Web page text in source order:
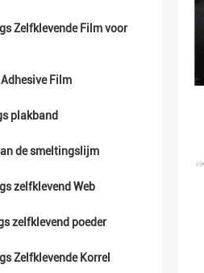
Zelfklevende Film voor
Film
plakband
de smeltingslijm
zelfklevend Web
zelfklevend poeder
Zelfklevende Korrel